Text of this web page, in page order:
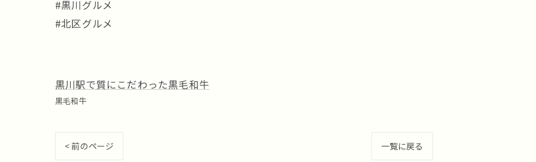
#黒川グルメ
#北区グルメ
黒川駅で質にこだわった黒毛和牛
黒毛和牛
< 前のページ 一覧に戻る